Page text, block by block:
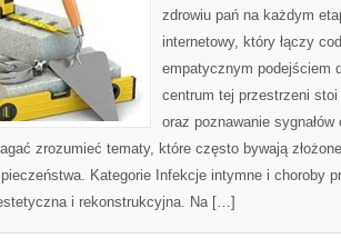
zdrowiu pań na każdym
internetowy, który łączy
empatycznym podejściem
centrum tej przestrzeni
oraz poznawanie
zrozumieć tematy, które często bywają
Kategorie Infekcje intymne i choroby
i rekonstrukcyjna. Na […]